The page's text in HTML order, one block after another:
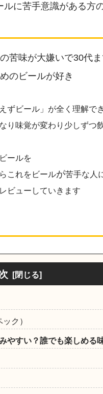
に苦手意識がある方
苦味が大嫌いで30代
のビールが好き
ずビール」が全く理解で
り味覚が変わり少しずつ
ールを
これを ビールが苦手な人
ビューしていきます
ク）
やすい？誰でも楽しめる